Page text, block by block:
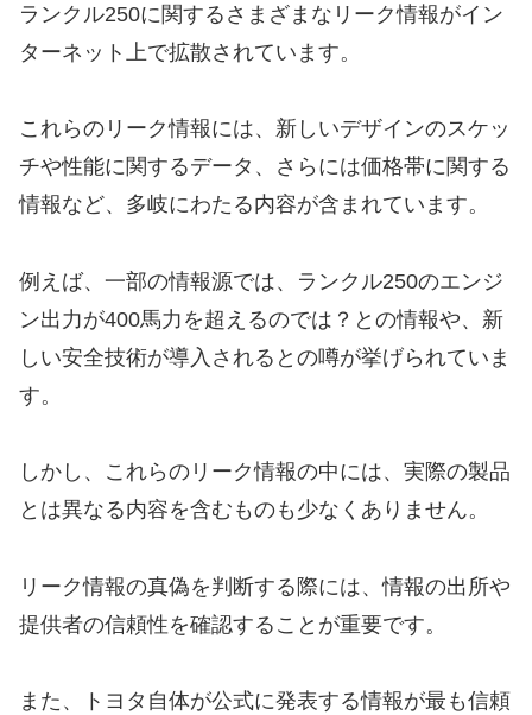
ランクル250に関するさまざまなリーク情報がイン
ターネット上で拡散されています。
これらのリーク情報には、新しいデザインのスケッ
チや性能に関するデータ、さらには価格帯に関する
情報など、多岐にわたる内容が含まれています。
例えば、一部の情報源では、ランクル250のエンジ
ン出力が400馬力を超えるのでは？との情報や、新
しい安全技術が導入されるとの噂が挙げられていま
す。
しかし、これらのリーク情報の中には、実際の製品
とは異なる内容を含むものも少なくありません。
リーク情報の真偽を判断する際には、情報の出所や
提供者の信頼性を確認することが重要です。
また、トヨタ自体が公式に発表する情報が最も信頼